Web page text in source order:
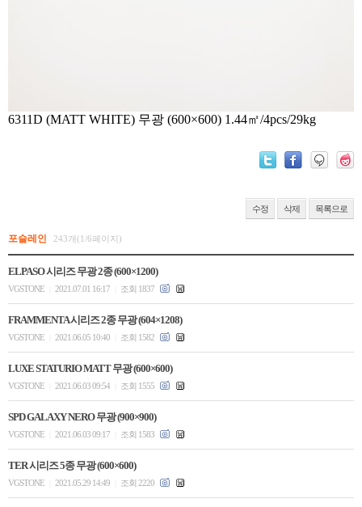
6311D (MATT WHITE) 무광 (600×600) 1.44㎡/4pcs/29kg
수정 삭제 목록으로
포슬레인 243개(1/6페이지)
ELPASO 시리즈 무광 2종 (600×1200)
VGSTONE 2021.07.01 16:17 조회 1837
FRAMMENTA 시리즈 2종 무광 (604×1208)
VGSTONE 2021.06.05 10:40 조회 1582
LUXE STATURIO MATT 무광 (600×600)
VGSTONE 2021.06.03 09:54 조회 1555
SPD GALAXY NERO 무광 (900×900)
VGSTONE 2021.06.03 09:17 조회 1583
TER 시리즈 5종 무광 (600×600)
VGSTONE 2021.05.29 14:49 조회 2220